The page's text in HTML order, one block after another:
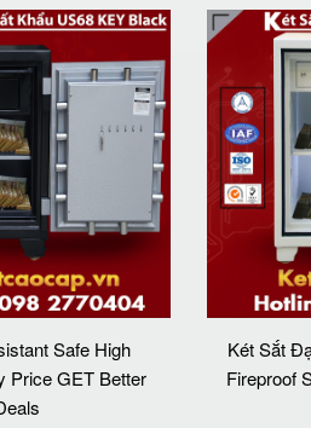
Safe High
Price GET Better
Két Sắt
Fireproof